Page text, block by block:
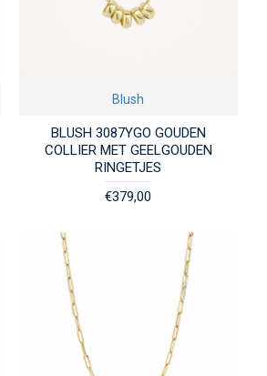
Blush
BLUSH 3087YGO GOUDEN
COLLIER MET GEELGOUDEN
RINGETJES
€379,00